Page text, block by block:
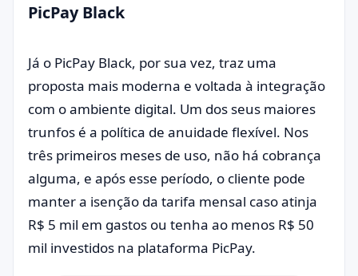
PicPay Black
Já o PicPay Black, por sua vez, traz uma
proposta mais moderna e voltada à integração
com o ambiente digital. Um dos seus maiores
trunfos é a política de anuidade flexível. Nos
três primeiros meses de uso, não há cobrança
alguma, e após esse período, o cliente pode
manter a isenção da tarifa mensal caso atinja
R$ 5 mil em gastos ou tenha ao menos R$ 50
mil investidos na plataforma PicPay.